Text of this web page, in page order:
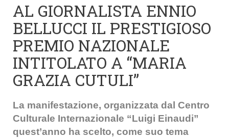
AL GIORNALISTA ENNIO
BELLUCCI IL PRESTIGIOSO
PREMIO NAZIONALE
INTITOLATO A “MARIA
GRAZIA CUTULI”
La manifestazione, organizzata dal Centro
Culturale Internazionale “Luigi Einaudi”
quest’anno ha scelto, come suo tema